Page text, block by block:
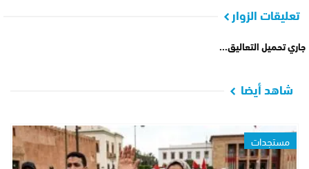
تعليقات الزوار
جاري تحميل التعاليق...
شاهد أيضا
مستجدات